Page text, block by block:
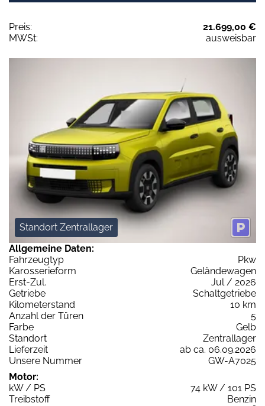
Preis:
21.699,00 €
MWSt:
ausweisbar
Standort Zentrallager
Allgemeine Daten:
Fahrzeugtyp
Pkw
Karosserieform
Geländewagen
Erst-Zul.
Jul / 2026
Getriebe
Schaltgetriebe
Kilometerstand
10 km
Anzahl der Türen
5
Farbe
Gelb
Standort
Zentrallager
Lieferzeit
ab ca. 06.09.2026
Unsere Nummer
GW-A7025
Motor:
kW / PS
74 kW / 101 PS
Treibstoff
Benzin